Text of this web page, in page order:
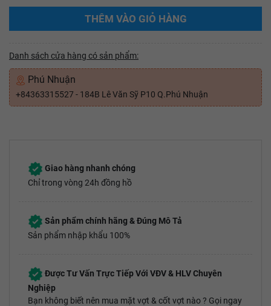
THÊM VÀO GIỎ HÀNG
Danh sách cửa hàng có sản phẩm:
Phú Nhuận
+84363315527 - 184B Lê Văn Sỹ P10 Q.Phú Nhuận
Giao hàng nhanh chóng
Chỉ trong vòng 24h đồng hồ
Sản phẩm chính hãng & Đúng Mô Tả
Sản phẩm nhập khẩu 100%
Được Tư Vấn Trực Tiếp Với VĐV & HLV Chuyên
Nghiệp
Bạn không biết nên mua mặt vợt & cốt vợt nào ? Gọi ngay